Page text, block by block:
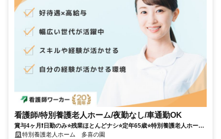
看護師/特別養護老人ホーム/夜勤なし/車通勤OK
賞与4ヶ月❗️日勤のみ⭐残業ほとんどナシ⭐定年65歳⭐特別養護老人ホーム
でのお仕事です✨
特別養護老人ホーム 多喜の園